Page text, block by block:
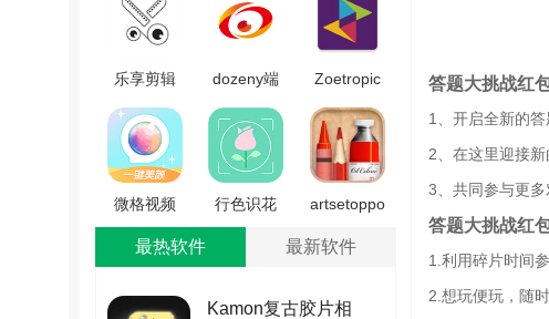
版 V1.0.4
V2.5.8.0
原版
V2.1.1
乐享剪辑
安卓版
dozeny端
免费版
v00.74.00.12
Zoetropic
通用版
v2.2.5
微格视频
美颜软件
免费原版
行色识花
手机最新
artsetoppo
最热软件 最新软件
Kamon复古胶片相
答题大挑战红
1、开启全新的
2、在这里迎接新
3、共同参与更多
答题大挑战红
1.利用碎片时间
2.想玩便玩，随